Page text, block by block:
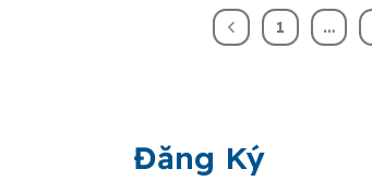
1 …
Đăng Ký